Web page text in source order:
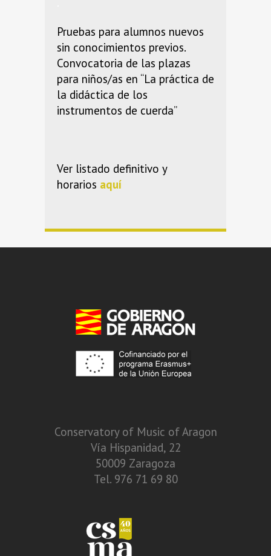
Pruebas para alumnos nuevos
sin conocimientos previos.
Convocatoria de las plazas
para niños/as en “La práctica de
la didáctica de los
instrumentos de cuerda”
Ver listado definitivo y
horarios aquí
Conservatory of Music of Aragon
Vía Hispanidad, 22
50009 Zaragoza
Tel. 976 71 69 80